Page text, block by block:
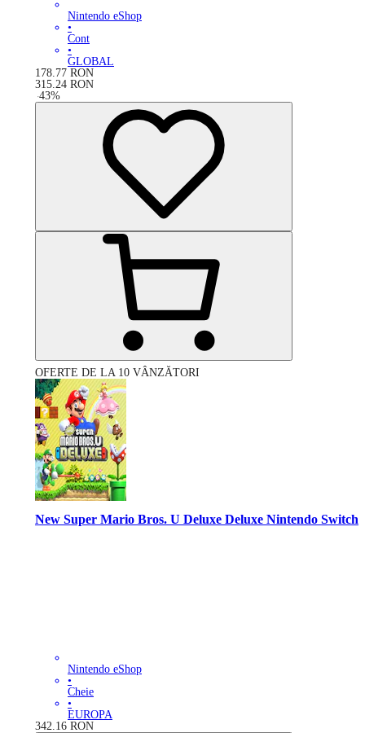
Nintendo eShop
•
Cont
•
GLOBAL
178.77 RON
315.24 RON
-43%
OFERTE DE LA 10 VÂNZĂTORI
New Super Mario Bros. U Deluxe Deluxe Nintendo Switch
Nintendo eShop
•
Cheie
•
EUROPA
342.16 RON